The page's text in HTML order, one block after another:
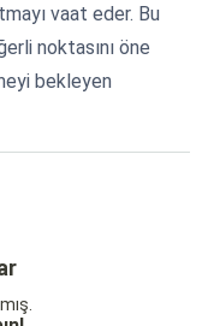
vaat eder. Bu
noktasını öne
bekleyen